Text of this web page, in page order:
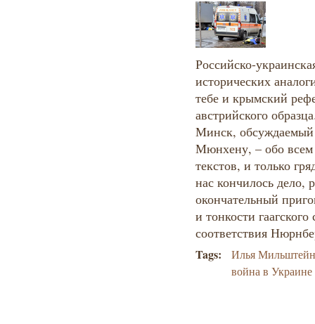
Российско-
исторических
тебе и крымский
австрийского
Минск, обсуждаемый
Мюнхену, – обо всем
текстов, и только
нас кончилось дело,
окончательный
и тонкости
соответствия
Tags:
Илья
война в Украине